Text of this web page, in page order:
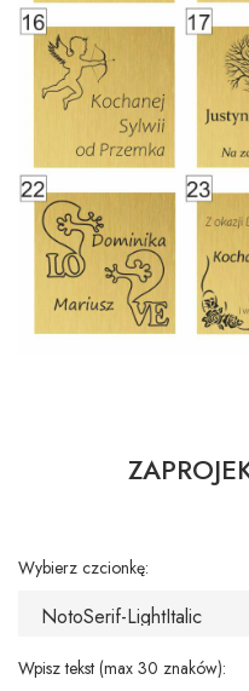
Wybierz czcionkę:
Wpisz tekst (max 30 znaków):